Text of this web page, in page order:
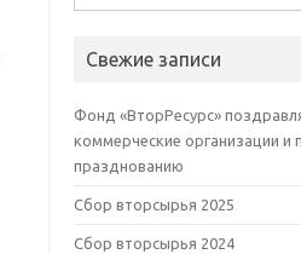
Свежие записи
Фонд «ВторРесурс»
коммерческие организации и
празднованию
Сбор вторсырья 2025
Сбор вторсырья 2024